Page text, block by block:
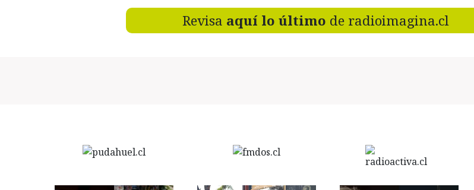
Revisa aquí lo último de radioimagina.cl